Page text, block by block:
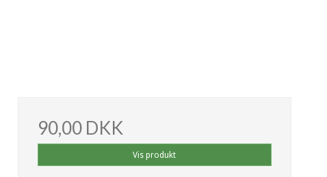
90,00 DKK
Vis produkt